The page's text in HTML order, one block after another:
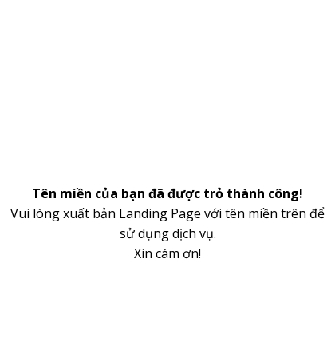
Tên miền của bạn đã được trỏ thành công!
Vui lòng xuất bản Landing Page với tên miền trên để
sử dụng dịch vụ.
Xin cám ơn!